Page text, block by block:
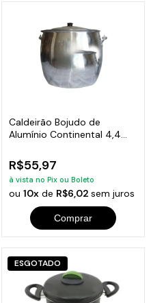
Caldeirão Bojudo de
Alumínio Continental 4,4
R$55,97
à vista no Pix ou Boleto
ou 10xde R$6,02 sem juros
Comprar
ESGOTADO